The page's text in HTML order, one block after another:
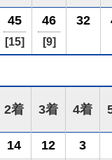
45
[15]
46
[9]
32
2着 3着 4着
14 12
3